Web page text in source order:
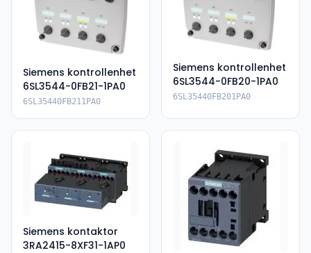
Siemens kontrollenhet
6SL3544-0FB21-1PA0
6SL35440FB211PA0
Siemens kontrollenhet
6SL3544-0FB20-1PA0
6SL35440FB201PA0
Siemens kontaktor
3RA2415-8XF31-1AP0